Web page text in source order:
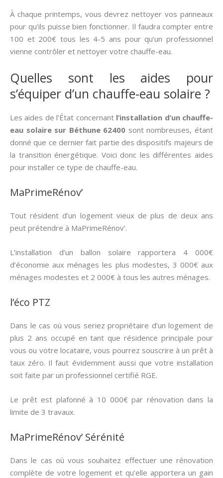
À chaque printemps, vous devrez nettoyer vos panneaux
pour qu’ils puisse bien fonctionner. Il faudra compter entre
100 et 200€ tous les 4-5 ans pour qu’un professionnel
vienne contrôler et nettoyer votre chauffe-eau.
Quelles sont les aides pour
s’équiper d’un chauffe-eau solaire ?
Les aides de l’État concernant l’installation d’un chauffe-
eau solaire sur Béthune 62400 sont nombreuses, étant
donné que ce dernier fait partie des dispositifs majeurs de
la transition énergétique. Voici donc les différentes aides
pour installer ce type de chauffe-eau.
MaPrimeRénov’
Tout résident d’un logement vieux de plus de deux ans
peut prétendre à MaPrimeRénov’.
L’installation d’un ballon solaire rapportera 4 000€
d’économie aux ménages les plus modestes, 3 000€ aux
ménages modestes et 2 000€ à tous les autres ménages.
l’éco PTZ
Dans le cas où vous seriez propriétaire d’un logement de
plus 2 ans occupé en tant que résidence principale pour
vous ou votre locataire, vous pourrez souscrire à un prêt à
taux zéro. Il faut évidemment aussi que votre installation
soit faite par un professionnel certifié RGE.
Le prêt est plafonné à 10 000€ par rénovation dans la
limite de 3 travaux.
MaPrimeRénov’ Sérénité
Dans le cas où vous souhaitez effectuer une rénovation
complète de votre logement et qu’elle apportera un gain